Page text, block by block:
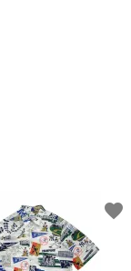
favorite